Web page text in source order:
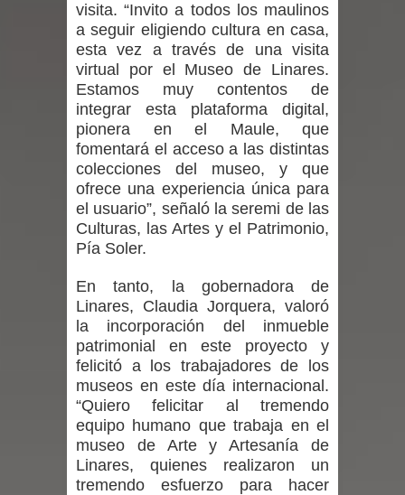
Del anime al K-pop: especialistas U.
de Chile analizan el creciente interés
por las culturas japonesa y coreana
Renuncia del seremi Minvu en el
Maule golpea al Gobierno en medio de
denuncias por viviendas sociales en
Talca
Diputado Jorge Guzmán rechaza
proyecto de interconexión eléctrica
en la alta cordillera del Maule por su
INDAP entregó $189 millones en
incentivos a usuarios de PRODESAL
visita. “Invito a todos los maulinos
a seguir eligiendo cultura en casa,
esta vez a través de una visita
virtual por el Museo de Linares.
Estamos muy contentos de
integrar esta plataforma digital,
pionera en el Maule, que
fomentará el acceso a las distintas
colecciones del museo, y que
ofrece una experiencia única para
el usuario”, señaló la seremi de las
Culturas, las Artes y el Patrimonio,
Pía Soler.
En tanto, la gobernadora de
Linares, Claudia Jorquera, valoró
la incorporación del inmueble
patrimonial en este proyecto y
felicitó a los trabajadores de los
museos en este día internacional.
“Quiero felicitar al tremendo
equipo humano que trabaja en el
museo de Arte y Artesanía de
Linares, quienes realizaron un
tremendo esfuerzo para hacer